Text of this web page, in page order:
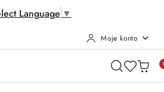
Language ▼
Moje konto